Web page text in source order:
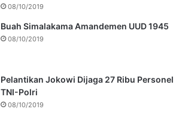
08/10/2019
Buah Simalakama Amandemen UUD 1945
08/10/2019
Pelantikan Jokowi Dijaga 27 Ribu Personel
TNI-Polri
08/10/2019